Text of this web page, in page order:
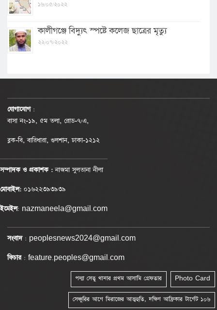
১৬/০৫/২০২২
কালীগঞ্জে বিদ্যুৎ স্পষ্টে কলেজ ছাত্রের মৃত্যু
২২/০৭/২০২২
যোগাযোগ :
বাসা নং-১৯, ৫ম তলা, রোড-৭/এ,
ব্লক-বি, বারিধারা, গুলশান, ঢাকা-১২১২
সম্পাদক ও প্রকাশক :নাজমা সুলতানা নীলা
মোবাইল: ০১৬২২৩৯৩৯৩৯
ইমেইল: nazmaneela@gmail.com
সংবাদ: peoplesnews2024@gmail.com
ফিচার: feature.peoples@gmail.com
Photo Card
পদ্মা সেতু থানার প্রথম আসামি গ্রেফতার
সেঞ্চুরির আগে মিরাজের আত্মহুতি, দক্ষিণ আফ্রিকার টার্গেট ১০৬